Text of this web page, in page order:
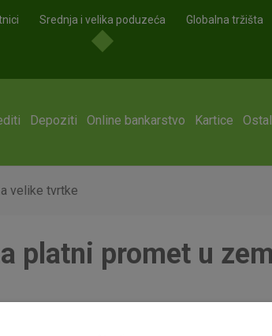
Srednja i velika poduzeća Globalna tržišta
Depoziti Online bankarstvo Kartice
velike tvrtke
platni promet u